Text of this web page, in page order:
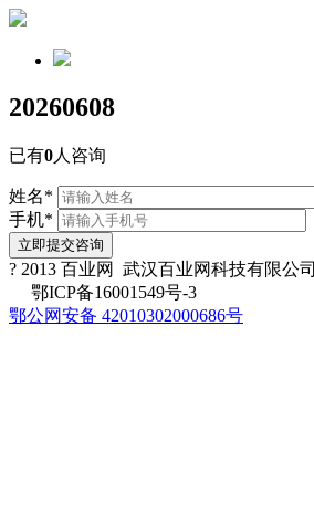
20260608
已有0人咨询
姓名*
手机*
立即提交咨询
? 2013 百业网 武汉百业网科技有限公司
鄂ICP备16001549号-3
鄂公网安备 42010302000686号